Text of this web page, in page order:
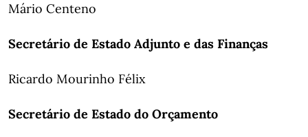
Mário Centeno
Secretário de Estado Adjunto e das Finanças
Ricardo Mourinho Félix
Secretário de Estado do Orçamento